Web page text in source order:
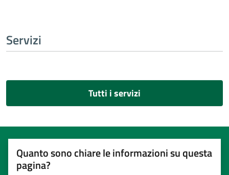
Servizi
Tutti i servizi
Quanto sono chiare le informazioni su questa
pagina?